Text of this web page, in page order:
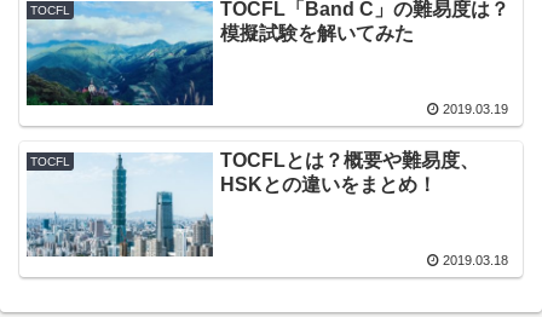
TOCFL
TOCFL「Band C」の難易度は？
模擬試験を解いてみた
2019.03.19
TOCFL
TOCFLとは？概要や難易度、
HSKとの違いをまとめ！
2019.03.18